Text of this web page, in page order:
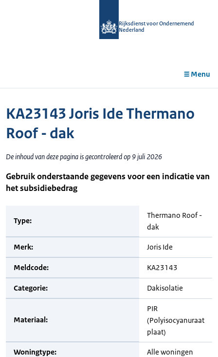
Rijksdienst voor Ondernemend
Nederland
Menu
KA23143 Joris Ide Thermano
Roof - dak
De inhoud van deze pagina is gecontroleerd op 9 juli 2026
Gebruik onderstaande gegevens voor een indicatie van
het subsidiebedrag
Type:
Thermano Roof -
dak
Merk: Joris Ide
Meldcode: KA23143
Categorie: Dakisolatie
Materiaal:
PIR
(Polyisocyanuraat
plaat)
Woningtype: Alle woningen